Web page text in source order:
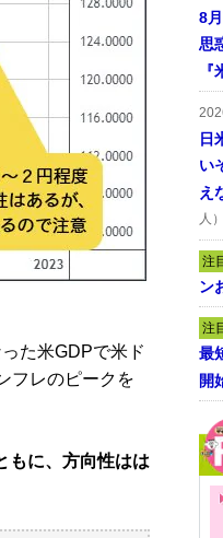
た米GDPで米ド
フレのピークを
もに、方向性はは
8
思
日
い
え
人）
注
ン
注
最
開